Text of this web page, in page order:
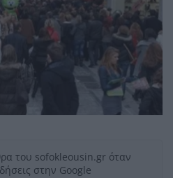
του sofokleousin.gr όταν
στην Google